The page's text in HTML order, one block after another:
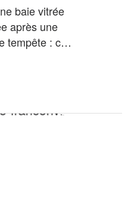
baie vitrée
après une
tempête : ces
logement